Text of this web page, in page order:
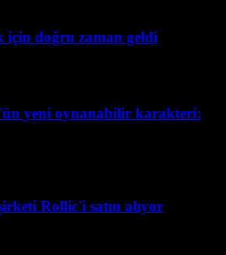
için doğru zaman geldi
yeni oynanabilir karakteri:
Rollic'i satın alıyor